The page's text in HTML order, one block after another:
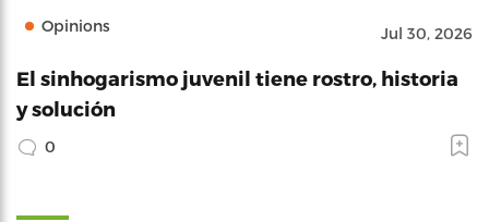
Opinions Jul 30, 2026
El sinhogarismo juvenil tiene rostro, historia
y solución
0